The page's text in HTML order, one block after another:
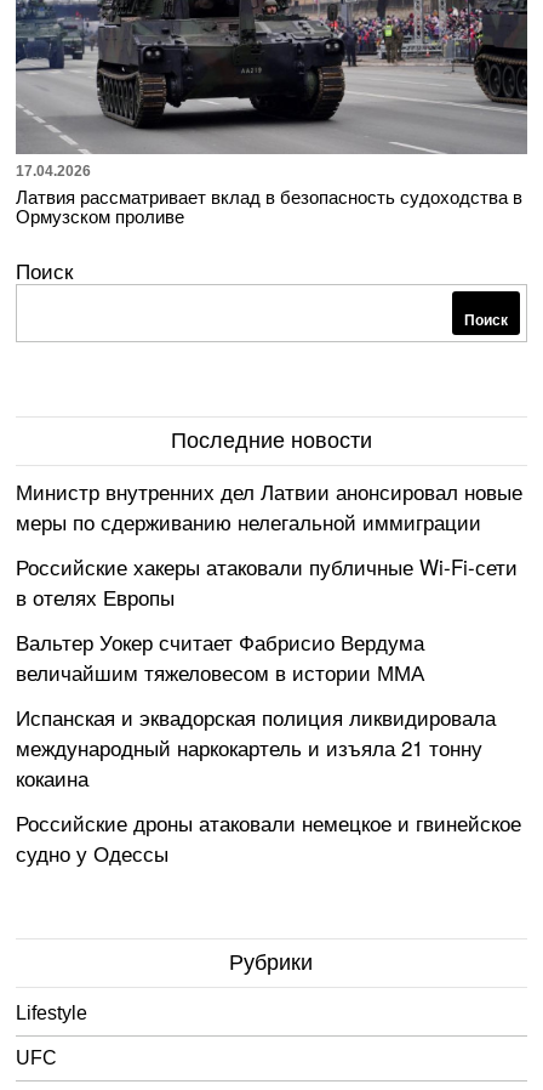
17.04.2026
Латвия рассматривает вклад в безопасность судоходства в
Ормузском проливе
Поиск
Поиск
Последние новости
Министр внутренних дел Латвии анонсировал новые
меры по сдерживанию нелегальной иммиграции
Российские хакеры атаковали публичные Wi-Fi-сети
в отелях Европы
Вальтер Уокер считает Фабрисио Вердума
величайшим тяжеловесом в истории ММА
Испанская и эквадорская полиция ликвидировала
международный наркокартель и изъяла 21 тонну
кокаина
Российские дроны атаковали немецкое и гвинейское
судно у Одессы
Рубрики
Lifestyle
UFC